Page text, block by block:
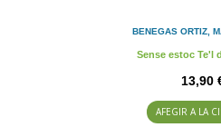
BENEGAS ORTIZ,
Sense estoc Te'l
13,90
AFEGIR A LA